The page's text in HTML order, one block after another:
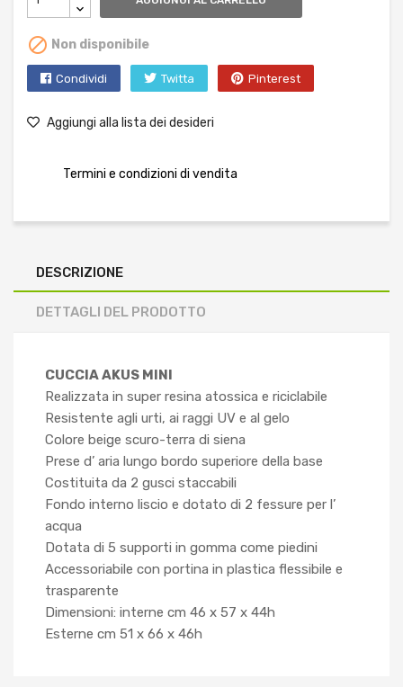
 Non disponibile
Condividi Twitta Pinterest
Aggiungi alla lista dei desideri
Termini e condizioni di vendita
DESCRIZIONE
DETTAGLI DEL PRODOTTO
CUCCIA AKUS MINI
Realizzata in super resina atossica e riciclabile
Resistente agli urti, ai raggi UV e al gelo
Colore beige scuro-terra di siena
Prese d’ aria lungo bordo superiore della base
Costituita da 2 gusci staccabili
Fondo interno liscio e dotato di 2 fessure per l’
acqua
Dotata di 5 supporti in gomma come piedini
Accessoriabile con portina in plastica flessibile e
trasparente
Dimensioni: interne cm 46 x 57 x 44h
Esterne cm 51 x 66 x 46h